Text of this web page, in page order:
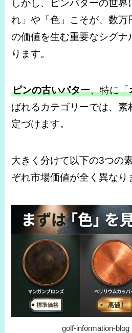
しかし、ピンパターの世
れ」や「色」こそが、数万
の価値を生む重要なシグナ
ります。
ピンの古いパター、特に「
ばれるカテゴリーでは、素
定づけます。
大きく分けて以下の3つの
ぞれ市場価値が全く異なり
golf-information-